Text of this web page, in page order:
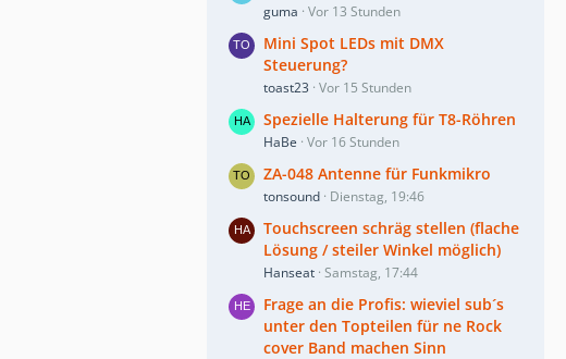
guma Vor 13 Stunden
Mini Spot LEDs mit DMX
Steuerung?
toast23 Vor 15 Stunden
Spezielle Halterung für T8-Röhren
HaBe Vor 16 Stunden
ZA-048 Antenne für Funkmikro
tonsound Dienstag, 19:46
Touchscreen schräg stellen (flache
Lösung / steiler Winkel möglich)
Hanseat Samstag, 17:44
Frage an die Profis: wieviel sub´s
unter den Topteilen für ne Rock
cover Band machen Sinn